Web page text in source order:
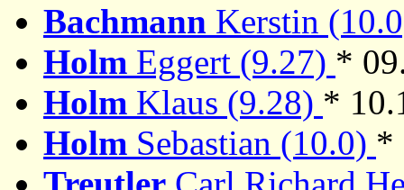
Bachmann Kerstin
Holm Eggert (9.27) *
Holm Klaus (9.28) *
Holm Sebastian (10.0) *